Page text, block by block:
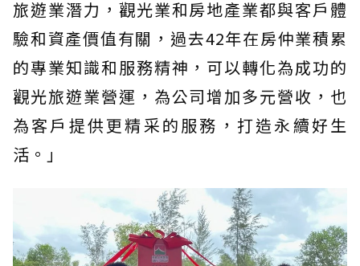
旅遊業潛力，觀光業和房地產業都與客戶體
驗和資產價值有關，過去42年在房仲業積累
的專業知識和服務精神，可以轉化為成功的
觀光旅遊業營運，為公司增加多元營收，也
為客戶提供更精采的服務，打造永續好生
活。」